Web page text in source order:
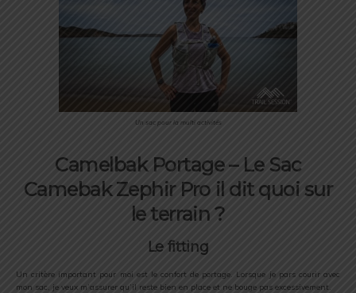
Un sac pour la multi activités
Camelbak Portage – Le Sac
Camebak Zephir Pro il dit quoi sur
le terrain ?
Le fitting
Un critère important pour moi est le confort de portage. Lorsque je pars courir avec
mon sac, je veux m’assurer qu’il reste bien en place et ne bouge pas excessivement.